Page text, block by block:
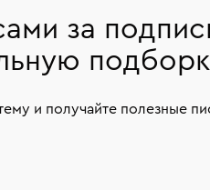
за
и получайте полезные